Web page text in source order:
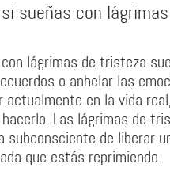
sueñas con
lágrimas de tristeza
o anhelar las
actualmente en la vida
Las lágrimas de
subconsciente de liberar
que estás reprimiendo.